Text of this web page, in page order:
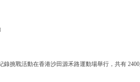
錄挑戰活動在香港沙田源禾路運動場舉行，共有 2400